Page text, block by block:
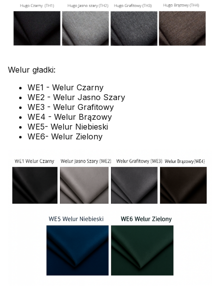
Welur gładki:
WE1 - Welur Czarny
WE2 - Welur Jasno Szary
WE3 - Welur Grafitowy
WE4 - Welur Brązowy
WE5- Welur Niebieski
WE6- Welur Zielony